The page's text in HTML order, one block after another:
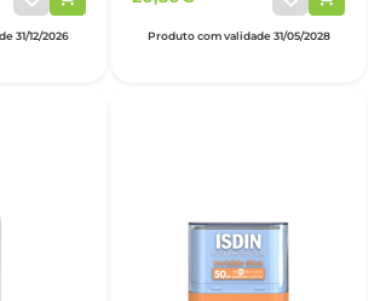
31/12/2026 Produto com validade 31/05/2028